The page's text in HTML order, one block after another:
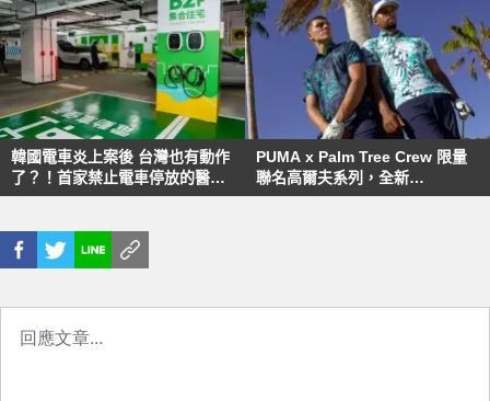
韓國電車炎上案後 台灣也有動作
了？！首家禁止電車停放的醫
院！
PUMA x Palm Tree Crew 限量
聯名高爾夫系列，全新
Electrocat NITRO™ 防潑水氮